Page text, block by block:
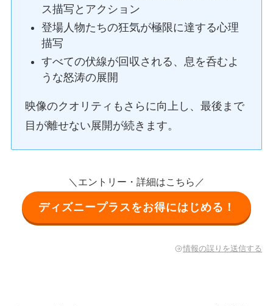
ス描写とアクション
登場人物たちの狂気が極限に達する心理
描写
すべての伏線が回収される、息を呑むよ
うな怒涛の展開
映像のクオリティもさらに向上し、最後まで
目が離せない展開が続きます。
＼エントリー・詳細はこちら／
ディズニープラスをお得にはじめる！
情報の誤りを送信する